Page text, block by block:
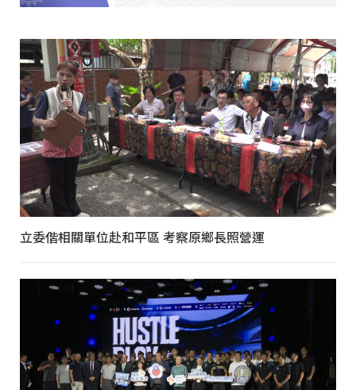
立委偕相關單位赴和平區 考察原鄉長照營運